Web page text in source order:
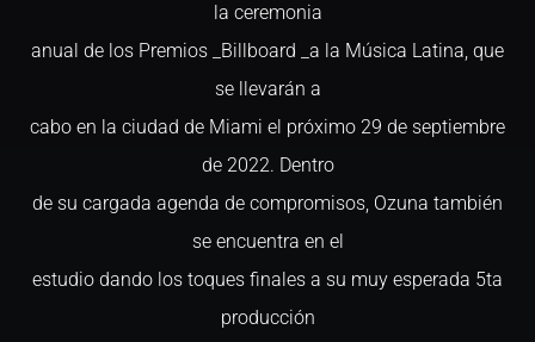
la ceremonia
anual de los Premios _Billboard _a la Música Latina, que
se llevarán a
cabo en la ciudad de Miami el próximo 29 de septiembre
de 2022. Dentro
de su cargada agenda de compromisos, Ozuna también
se encuentra en el
estudio dando los toques finales a su muy esperada 5ta
producción